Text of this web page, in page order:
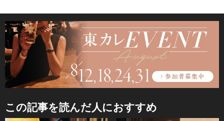
この記事を読んだ人におすすめ